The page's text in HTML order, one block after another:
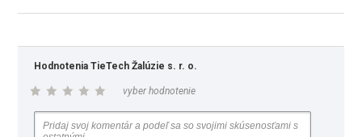
Hodnotenia TieTech Žalúzie s. r. o.
vyber hodnotenie